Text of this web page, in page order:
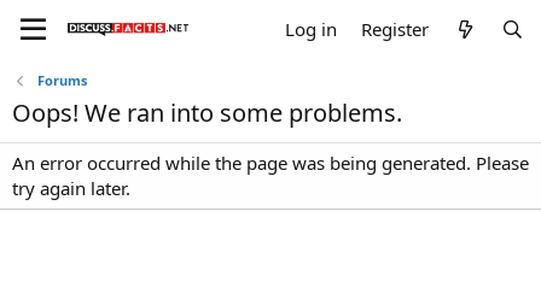
Log in Register
Forums
Oops! We ran into some problems.
An error occurred while the page was being generated. Please
try again later.